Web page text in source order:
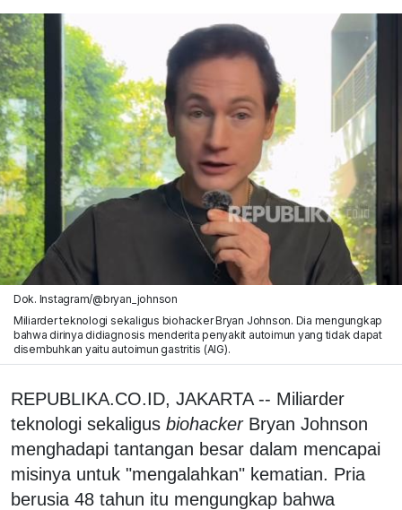
Dok. Instagram/@bryan_johnson
Miliarder teknologi sekaligus biohacker Bryan Johnson. Dia mengungkap
bahwa dirinya didiagnosis menderita penyakit autoimun yang tidak dapat
disembuhkan yaitu autoimun gastritis (AIG).
REPUBLIKA.CO.ID, JAKARTA -- Miliarder
teknologi sekaligus biohackerBryan Johnson
menghadapi tantangan besar dalam mencapai
misinya untuk "mengalahkan" kematian. Pria
berusia 48 tahun itu mengungkap bahwa